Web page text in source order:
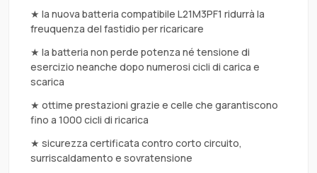
★ la nuova batteria compatibile L21M3PF1 ridurrà la
freuquenza del fastidio per ricaricare
★ la batteria non perde potenza né tensione di
esercizio neanche dopo numerosi cicli di carica e
scarica
★ ottime prestazioni grazie e celle che garantiscono
fino a 1000 cicli di ricarica
★ sicurezza certificata contro corto circuito,
surriscaldamento e sovratensione